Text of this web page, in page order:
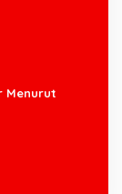
Menurut